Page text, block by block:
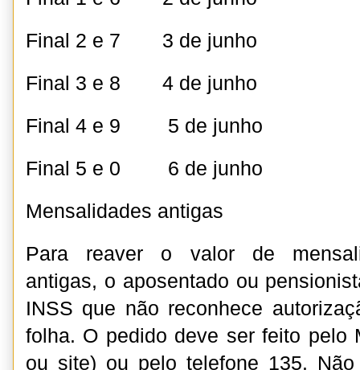
Final 2 e 7 3 de junho
Final 3 e 8 4 de junho
Final 4 e 9 5 de junho
Final 5 e 0 6 de junho
Mensalidades antigas
Para reaver o valor de
antigas, o aposentado ou
INSS que não reconhece
folha. O pedido deve ser feito pelo
ou site) ou pelo telefone 135.